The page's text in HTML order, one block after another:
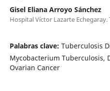
Gisel Eliana Arroyo Sánchez
Hospital Víctor Lazarte Echegaray.
Palabras clave: Tuberculosis
Mycobacterium Tuberculosis,
Ovarian Cancer